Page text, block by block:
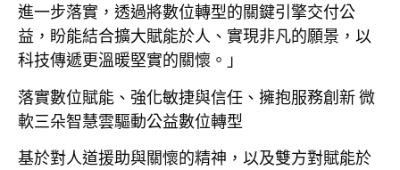
進一步落實，透過將數位轉型的關鍵引擎交付公
益，盼能結合擴大賦能於人、實現非凡的願景，以
科技傳遞更溫暖堅實的關懷。」
落實數位賦能、強化敏捷與信任、擁抱服務創新微
軟三朵智慧雲驅動公益數位轉型
基於對人道援助與關懷的精神，以及雙方對賦能於